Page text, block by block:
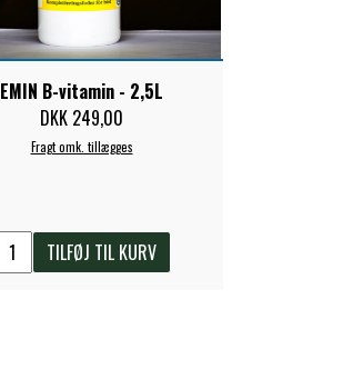
EMIN B-vitamin - 2,5L
DKK 249,00
Fragt omk. tillægges
TILFØJ TIL KURV